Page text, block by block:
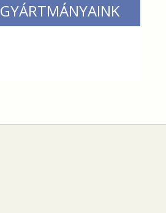
GYÁRTMÁNYAINK